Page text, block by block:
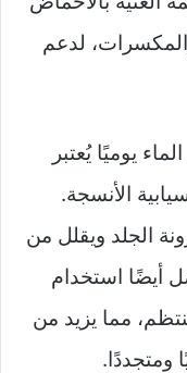
والمكسرات، لدعم
يوميًا يُعتبر
الأنسجة.
الجلد ويقلل من
أيضًا استخدام
مما يزيد من
ومتجددًا.